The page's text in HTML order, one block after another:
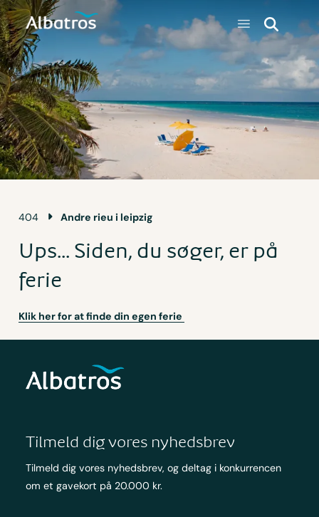
404 Andre rieu i leipzig
Ups... Siden, du søger, er på
ferie
Klik her for at finde din egen ferie
Tilmeld dig vores nyhedsbrev
Tilmeld dig vores nyhedsbrev, og deltag i konkurrencen
om et gavekort på 20.000 kr.